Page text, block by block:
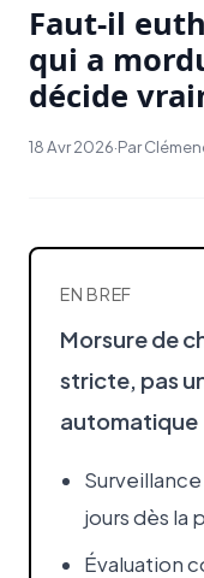
Faut-il
qui a
décide
18 Avr 2026·Par
EN BREF
Morsure de
stricte, pas
automatique
jours dès la
Évaluation